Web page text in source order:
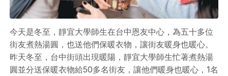
今天是冬至，靜宜大學師生在台中恩友中心，為五十多位
街友煮熱湯圓，也送他們保暖衣物，讓街友暖身也暖心。
昨天冬至，台中街頭出現暖陽，靜宜大學師生忙著煮熱湯
圓並分送保暖衣物給50多名街友，讓他們暖身也暖心，1名